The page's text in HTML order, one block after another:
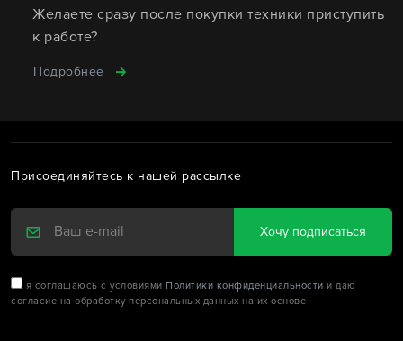
Желаете сразу после покупки техники приступить
к работе?
Подробнее
Присоединяйтесь к нашей рассылке
Хочу подписаться
я соглашаюсь с условиями Политики конфиденциальности и даю
согласие на обработку персональных данных на их основе